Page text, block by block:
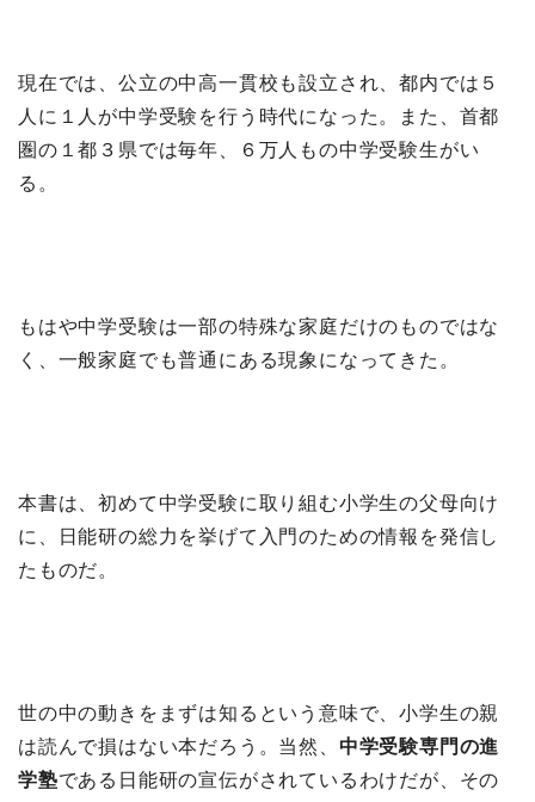
現在では、公立の中高一貫校も設立され、都内では５
人に１人が中学受験を行う時代になった。また、首都
圏の１都３県では毎年、６万人もの中学受験生がい
る。
もはや中学受験は一部の特殊な家庭だけのものではな
く、一般家庭でも普通にある現象になってきた。
本書は、初めて中学受験に取り組む小学生の父母向け
に、日能研の総力を挙げて入門のための情報を発信し
たものだ。
世の中の動きをまずは知るという意味で、小学生の親
は読んで損はない本だろう。当然、 中学受験専門の進
学塾である日能研の宣伝がされているわけだが、その